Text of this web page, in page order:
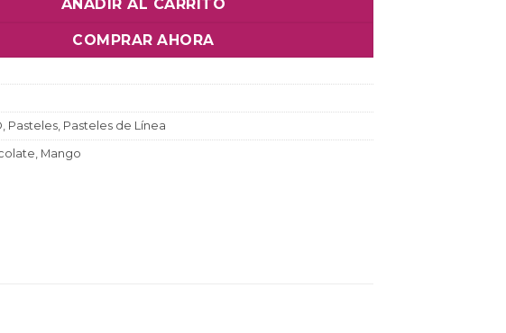
AÑADIR AL CARRITO
COMPRAR AHORA
, Pasteles, Pasteles de Línea
, Mango